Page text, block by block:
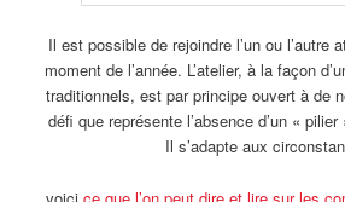
Il est possible de rejoindre l’un ou l’autre
moment de l’année. L’atelier, à la façon
traditionnels, est par principe ouvert à de
défi que représente l’absence d’un «
Il s’adapte aux
voici ce que l’on peut dire et lire sur les